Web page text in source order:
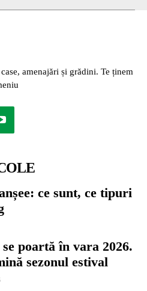
amenajări și grădini. Te ținem
ce sunt, ce tipuri
poartă în vara 2026.
sezonul estival